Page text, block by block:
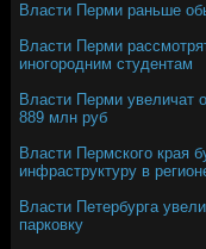
Власти Перми раньше
Власти Перми
иногородним студентам
Власти Перми увеличат
889 млн руб
Власти Пермского края
инфраструктуру в
Власти Петербурга
парковку